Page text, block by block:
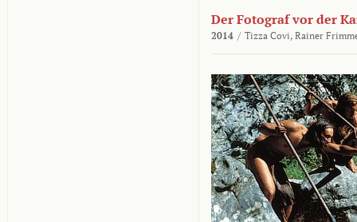
Der Fotograf vor der
2014 / Tizza Covi, Rainer